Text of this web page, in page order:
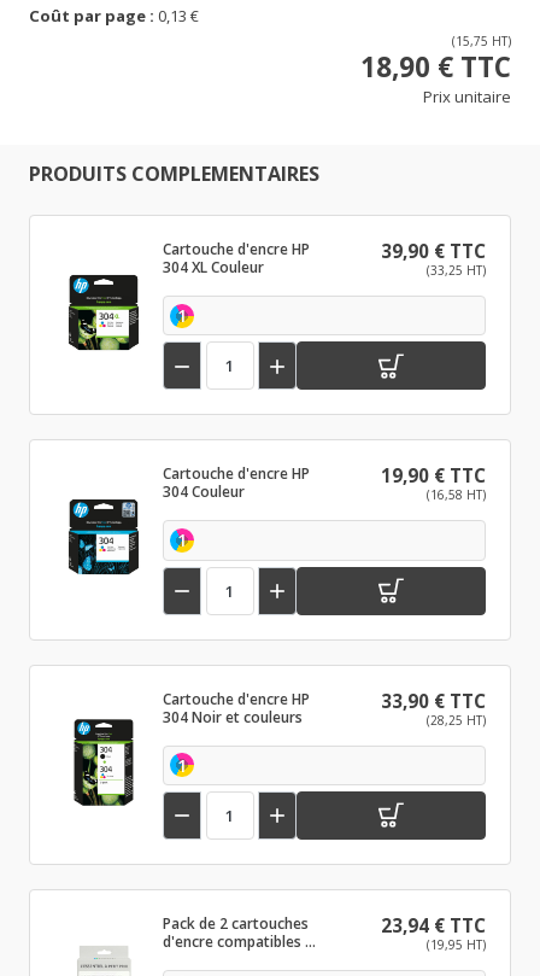
Coût par page : 0,13 €
(15,75 HT)
18,90 € TTC
Prix unitaire
PRODUITS COMPLEMENTAIRES
Cartouche d'encre HP
304 XL Couleur
39,90 € TTC
(33,25 HT)
1
 
Cartouche d'encre HP
304 Couleur
19,90 € TTC
(16,58 HT)
1
 
Cartouche d'encre HP
304 Noir et couleurs
33,90 € TTC
(28,25 HT)
1
 
Pack de 2 cartouches
d'encre compatibles HP
23,94 € TTC
(19,95 HT)